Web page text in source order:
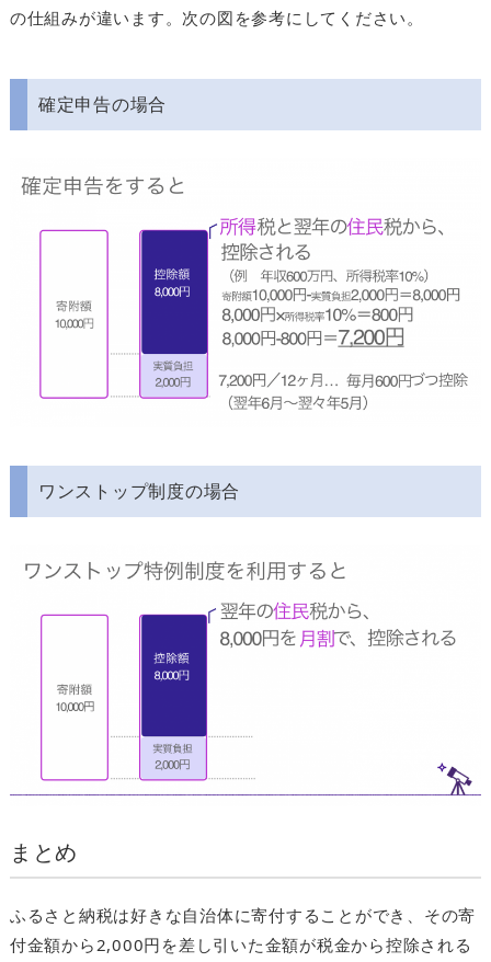
の仕組みが違います。次の図を参考にしてください。
確定申告の場合
ワンストップ制度の場合
まとめ
ふるさと納税は好きな自治体に寄付することができ、その寄
付金額から2,000円を差し引いた金額が税金から控除される